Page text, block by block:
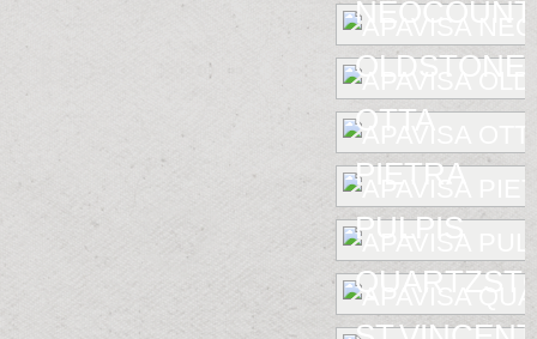
OLDSTONE
OTTA
PIETRA
PULPIS